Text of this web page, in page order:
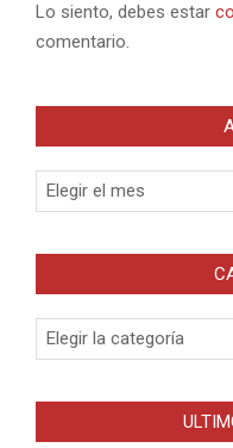
Lo siento, debes estar
comentario.
Archivos
Categorias